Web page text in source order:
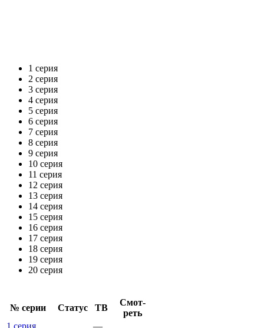
1 серия
2 серия
3 серия
4 серия
5 серия
6 серия
7 серия
8 серия
9 серия
10 серия
11 серия
12 серия
13 серия
14 серия
15 серия
16 серия
17 серия
18 серия
19 серия
20 серия
№ се­рии Ста­тус ТВ
Смот­
реть
1 серия
—